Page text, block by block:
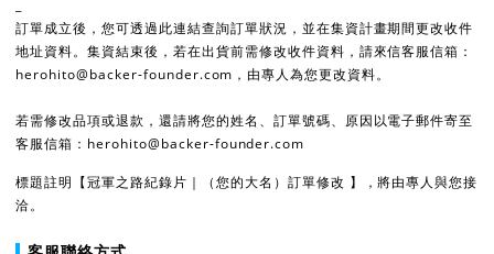
訂單成立後，您可透過此連結查詢訂單狀況，並在集資計畫期間更改收件
地址資料。集資結束後，若在出貨前需修改收件資料，請來信客服信箱：
herohito@backer-founder.com，由專人為您更改資料。
若需修改品項或退款，還請將您的姓名、訂單號碼、原因以電子郵件寄至
客服信箱：herohito@backer-founder.com
標題註明【冠軍之路紀錄片｜（您的大名）訂單修改 】，將由專人與您接
洽。